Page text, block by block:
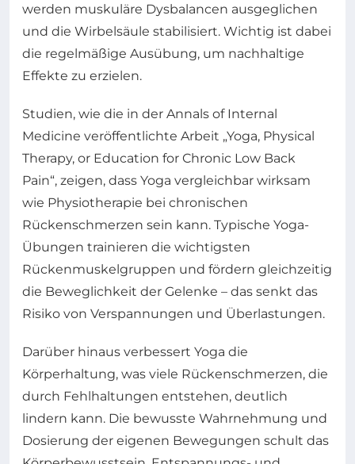
werden muskuläre Dysbalancen ausgeglichen
und die Wirbelsäule stabilisiert. Wichtig ist dabei
die regelmäßige Ausübung, um nachhaltige
Effekte zu erzielen.
Studien, wie die in der Annals of Internal
Medicine veröffentlichte Arbeit „Yoga, Physical
Therapy, or Education for Chronic Low Back
Pain“, zeigen, dass Yoga vergleichbar wirksam
wie Physiotherapie bei chronischen
Rückenschmerzen sein kann. Typische Yoga-
Übungen trainieren die wichtigsten
Rückenmuskelgruppen und fördern gleichzeitig
die Beweglichkeit der Gelenke – das senkt das
Risiko von Verspannungen und Überlastungen.
Darüber hinaus verbessert Yoga die
Körperhaltung, was viele Rückenschmerzen, die
durch Fehlhaltungen entstehen, deutlich
lindern kann. Die bewusste Wahrnehmung und
Dosierung der eigenen Bewegungen schult das